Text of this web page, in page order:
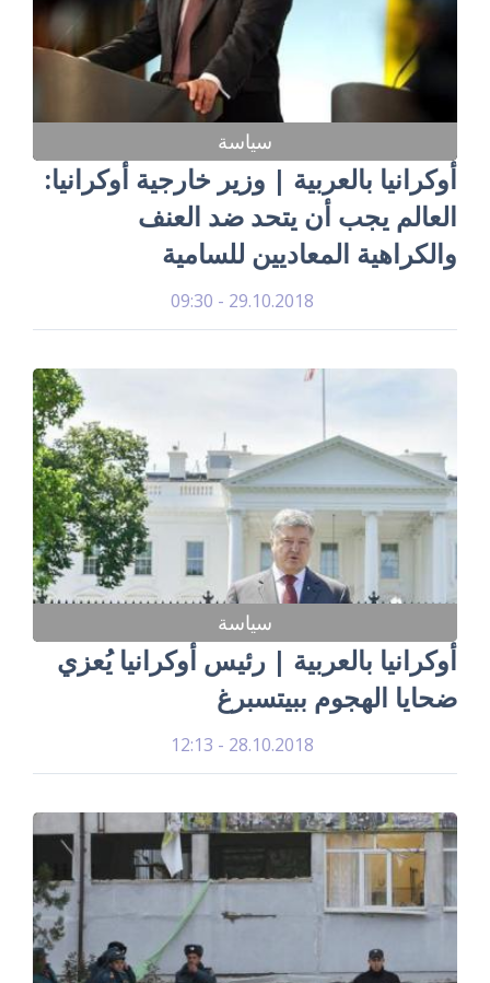
سياسة
أوكرانيا بالعربية | وزير خارجية أوكرانيا:
العالم يجب أن يتحد ضد العنف
والكراهية المعاديين للسامية
29.10.2018 - 09:30
سياسة
أوكرانيا بالعربية | رئيس أوكرانيا يُعزي
ضحايا الهجوم ببيتسبرغ
28.10.2018 - 12:13